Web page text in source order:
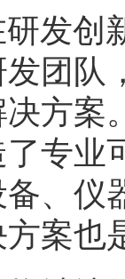
发创
团队
方案
专业
、仪
案也